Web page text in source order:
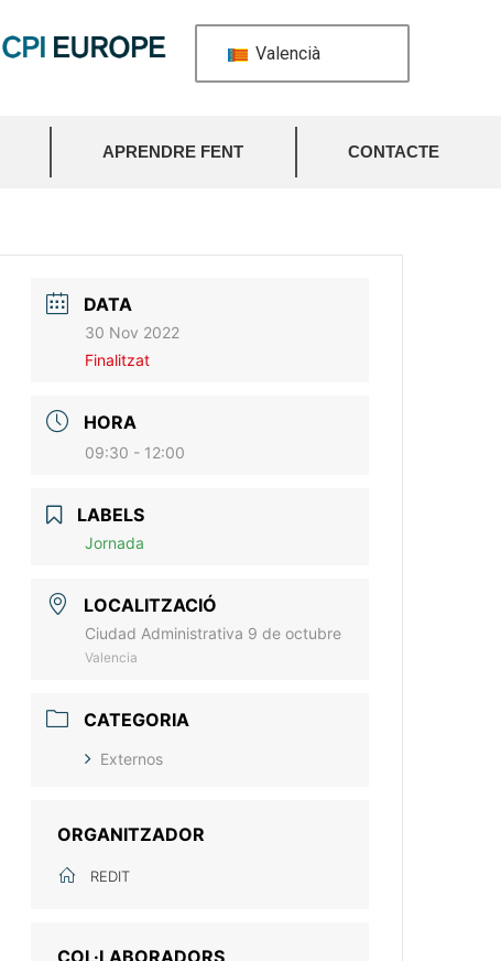
Valencià
APRENDRE FENT CONTACTE
DATA
30 Nov 2022
Finalitzat
HORA
09:30 - 12:00
LABELS
Jornada
LOCALITZACIÓ
Ciudad Administrativa 9 de octubre
Valencia
CATEGORIA
Externos
ORGANITZADOR
REDIT
COL·LABORADORS